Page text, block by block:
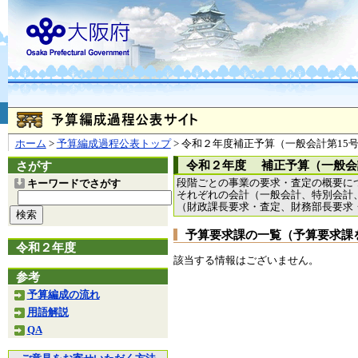
ホーム > 予算編成過程公表トップ> 令和２年度補正予算（一般会計第15
さがす
キーワードでさがす
令和２年度
参考
予算編成の流れ
用語解説
QA
令和２年度 補正予算（一般会
段階ごとの事業の要求・査定の概要に
それぞれの会計（一般会計、特別会
（財政課長要求・査定、財務部長要
予算要求課の一覧（予算要求
該当する情報はございません。
お問合せ
大阪府
（法人番号 4000020270008）
本庁 〒540-8570
大阪市
〒559-8555